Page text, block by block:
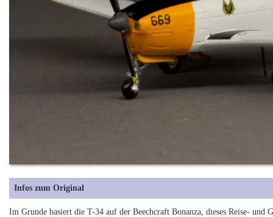
Infos zum Original
Im Grunde basiert die T-34 auf der Beechcraft Bonanza, dieses Reise-